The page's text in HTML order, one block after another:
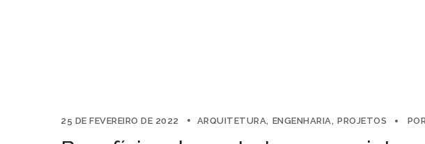
25 DE FEVEREIRO DE 2022 ARQUITETURA ENGENHARIA PROJETOS